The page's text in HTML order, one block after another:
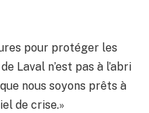
pour protéger les
Laval n’est pas à l’abri
nous soyons prêts à
de crise.»